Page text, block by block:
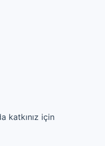
katkınız için